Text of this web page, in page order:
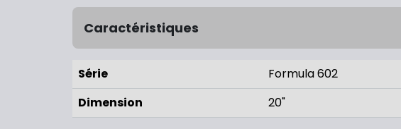
Caractéristiques
Série
Formula 602
Dimension
20"